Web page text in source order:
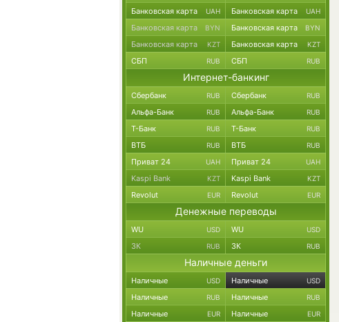
Банковская карта UAH Банковская карта UAH
Банковская карта BYN Банковская карта BYN
Банковская карта KZT Банковская карта KZT
СБП RUB СБП RUB
Интернет-банкинг
Сбербанк RUB Сбербанк RUB
Альфа-Банк RUB Альфа-Банк RUB
Т-Банк RUB Т-Банк RUB
ВТБ RUB ВТБ RUB
Приват 24 UAH Приват 24 UAH
Kaspi Bank KZT Kaspi Bank KZT
Revolut EUR Revolut EUR
Денежные переводы
WU USD WU USD
ЗК RUB ЗК RUB
Наличные деньги
Наличные USD Наличные USD
Наличные RUB Наличные RUB
Наличные EUR Наличные EUR